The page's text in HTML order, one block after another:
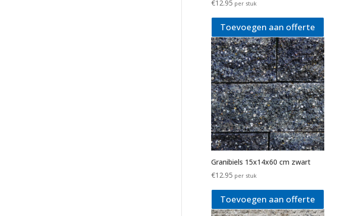
€12.95 per stuk
Toevoegen aan offerte
Granibiels 15x14x60 cm zwart
€12.95 per stuk
Toevoegen aan offerte